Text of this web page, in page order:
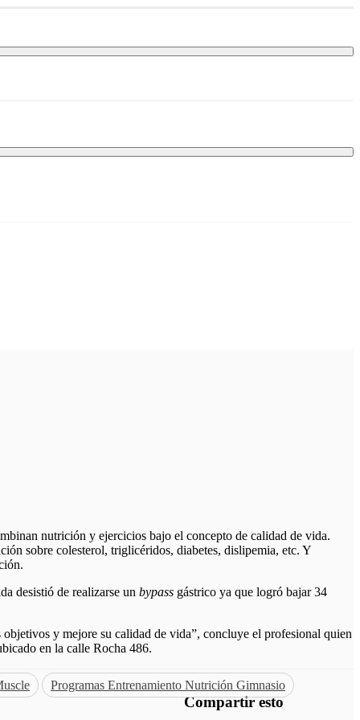
nutrición y ejercicios bajo el concepto de calidad de vida.
sobre colesterol, triglicéridos, diabetes, dislipemia, etc. Y
desistió de realizarse un bypass gástrico ya que logró bajar 34
y mejore su calidad de vida”, concluye el profesional quien
en la calle Rocha 486.
Programas Entrenamiento Nutrición Gimnasio
Compartir esto